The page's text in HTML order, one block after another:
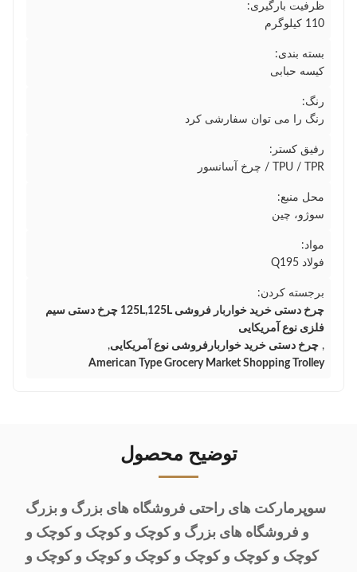
ظرفیت بارگیری:
110 کیلوگرم
بسته بندی:
کیسه حبابی
رنگ:
رنگ را می توان سفارشی کرد
رفیق کستر:
TPU / TPR / چرخ آسانسور
محل منبع:
سوژو، چین
مواد:
فولاد Q195
برجسته کردن:
چرخ دستی خرید خواربار فروشی 125L,125L چرخ دستی سیم
فلزی نوع آمریکایی
, چرخ دستی خرید خواربارفروشی نوع آمریکایی,
American Type Grocery Market Shopping Trolley
توضیح محصول
سوپرمارکت های راحتی فروشگاه های بزرگ و بزرگ
و فروشگاه های بزرگ و کوچک و کوچک و کوچک و
کوچک و کوچک و کوچک و کوچک و کوچک و کوچک و